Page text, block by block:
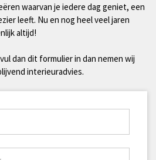
waarvan je iedere dag geniet, een
leeft. Nu en nog heel veel jaren
altijd!
dan dit formulier in dan nemen wij
interieuradvies.